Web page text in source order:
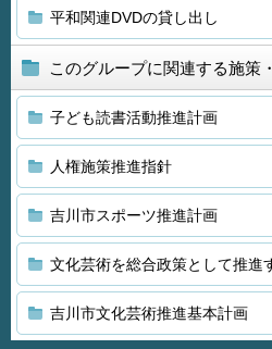
平和関連DVDの貸し出し
このグループに関連する施策
子ども読書活動推進計画
人権施策推進指針
吉川市スポーツ推進計画
文化芸術を総合政策として推進
吉川市文化芸術推進基本計画